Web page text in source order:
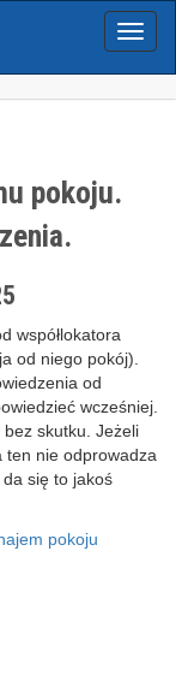
Menu
pokoju.
współlokatora
od niego pokój).
od
wcześniej.
bez skutku. Jeżeli
ten nie odprowadza
się to jakoś
pokoju